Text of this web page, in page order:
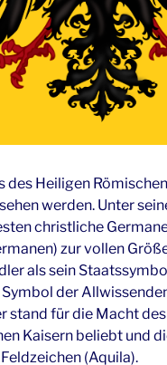
des Heiligen
werden. Unter
christliche
zur vollen
als sein
Symbol der
stand für die Macht
Kaisern beliebt und
(Aquila).